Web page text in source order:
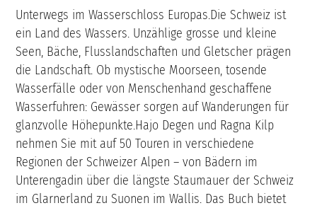
Unterwegs im Wasserschloss Europas.Die Schweiz ist
ein Land des Wassers. Unzählige grosse und kleine
Seen, Bäche, Flusslandschaften und Gletscher prägen
die Landschaft. Ob mystische Moorseen, tosende
Wasserfälle oder von Menschenhand geschaffene
Wasserfuhren: Gewässer sorgen auf Wanderungen für
glanzvolle Höhepunkte.Hajo Degen und Ragna Kilp
nehmen Sie mit auf 50 Touren in verschiedene
Regionen der Schweizer Alpen – von Bädern im
Unterengadin über die längste Staumauer der Schweiz
im Glarnerland zu Suonen im Wallis. Das Buch bietet